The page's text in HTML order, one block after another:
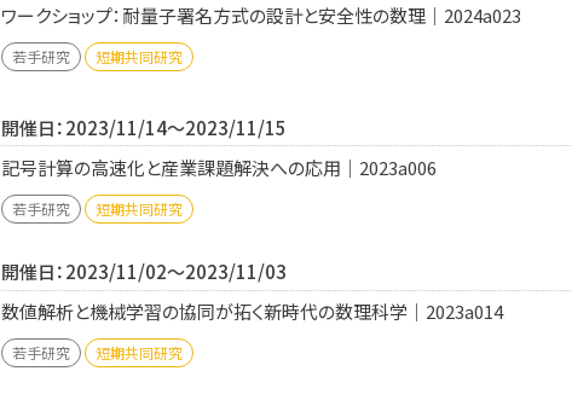
ワークショップ：耐量⼦署名⽅式の設計と安全性の数理｜2024a023
若手研究 短期共同研究
開催日：2023/11/14～2023/11/15
記号計算の高速化と産業課題解決への応用｜2023a006
若手研究 短期共同研究
開催日：2023/11/02～2023/11/03
数値解析と機械学習の協同が拓く新時代の数理科学｜2023a014
若手研究 短期共同研究